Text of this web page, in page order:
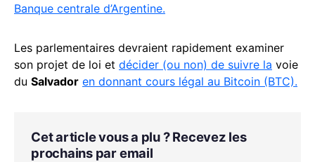
Banque centrale d’Argentine.
Les parlementaires devraient rapidement examiner
son projet de loi et décider (ou non) de suivre la voie
du Salvador en donnant cours légal au Bitcoin (BTC).
Cet article vous a plu ? Recevez les
prochains par email